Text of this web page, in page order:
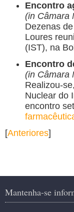
Encontro
(in Câmara
Dezenas
Loures
(IST), na
Encontro
(in Câmara
Realizou-
Nuclear do
encontro
[Anteriores]
Mantenha-se